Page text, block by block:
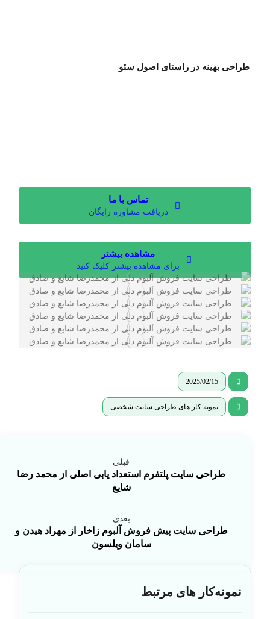
طراحی بهینه در راستای اصول سئو
تماس با ما
دریافت مشاوره رایگان
مشاهده بیشتر
برای مشاهده بیشتر کلیک کنید
2025/02/15
نمونه کار های طراحی سایت شخصی
قبلی
طراحی سایت پلتفرم استعداد یابی اصلی از محمد رضا
شایع
بعدی
طراحی سایت پیش فروش آلبوم زاخار از مهراد هیدن و
سامان ویلسون
نمونه‌کار های مرتبط